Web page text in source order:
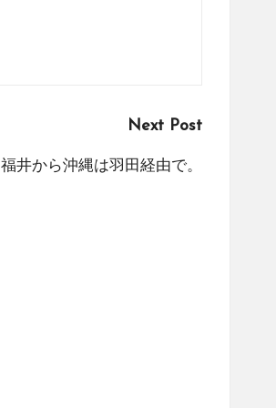
Next Post
福井から沖縄は羽田経由で。